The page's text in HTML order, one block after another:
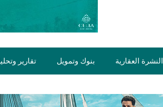
النشرة العقارية بنوك وتمويل تقارير